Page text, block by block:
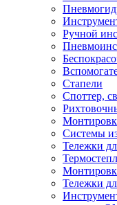
Ручной
Стапели
Споттер,
Системы
Тележки
Тележки